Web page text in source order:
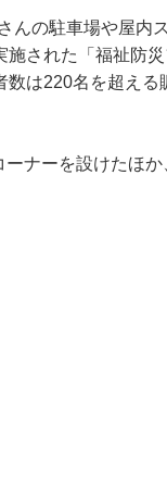
んの駐車場や屋内
施された「福祉防
は220名を超え
ナーを設けたほ